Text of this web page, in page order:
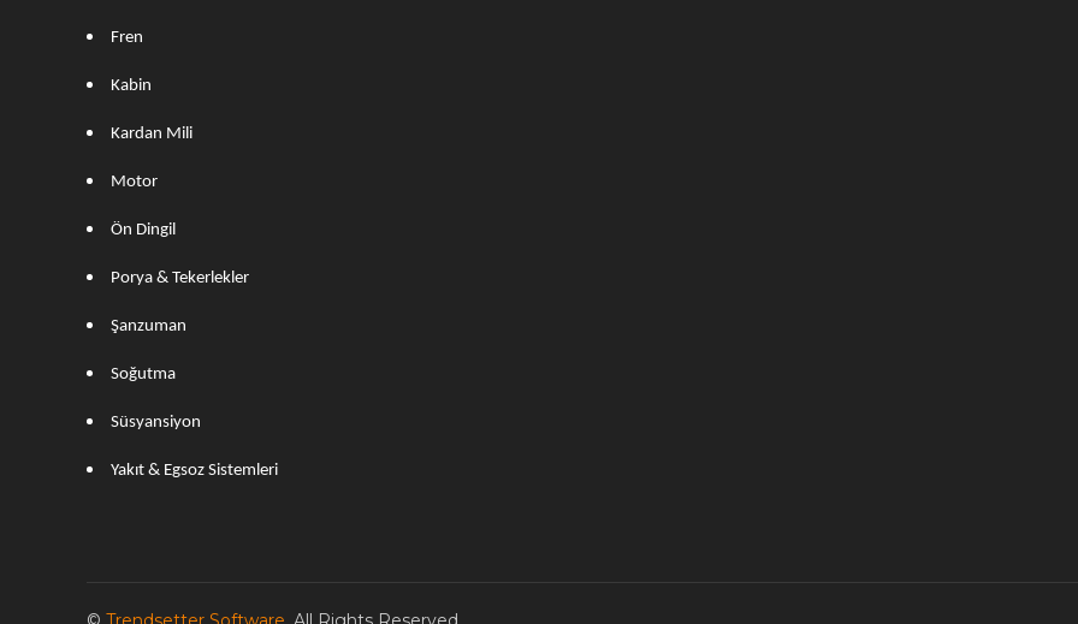
Fren
Kabin
Kardan Mili
Motor
Ön Dingil
Porya & Tekerlekler
Şanzuman
Soğutma
Süsyansiyon
Yakıt & Egsoz Sistemleri